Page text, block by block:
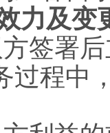
力及变
签署
过程中